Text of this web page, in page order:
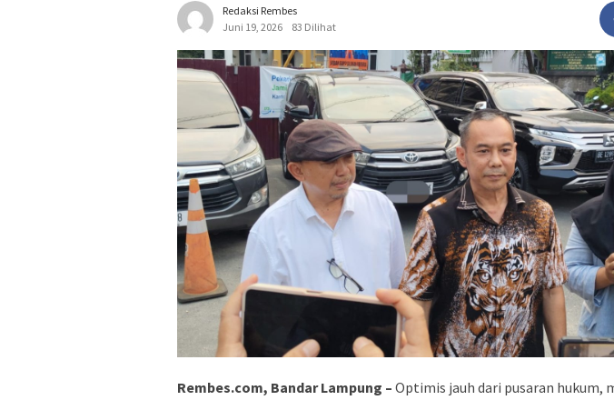
Redaksi Rembes
Juni 19, 2026
83 Dilihat
Rembes.com, Bandar Lampung – Optimis jauh dari pusaran hukum,